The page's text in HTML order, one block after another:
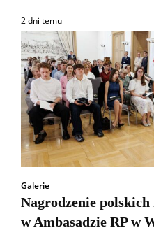
2 dni temu
Galerie
Nagrodzenie
w Ambasadzie RP w